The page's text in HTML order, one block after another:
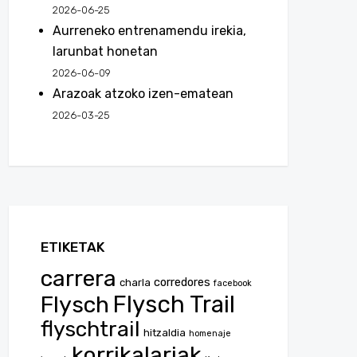
2026-06-25
Aurreneko entrenamendu irekia,
larunbat honetan
2026-06-09
Arazoak atzoko izen-ematean
2026-03-25
ETIKETAK
carrera charla corredores facebook
Flysch Flysch Trail
flyschtrail hitzaldia homenaje